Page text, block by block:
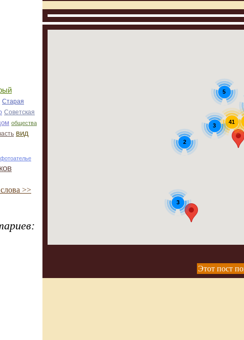
Старая
Советская
общества
вид
фотоателье
>>
41
5
2
3
3
Этот пост